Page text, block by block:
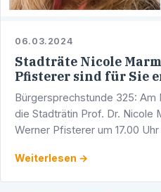
06.03.2024
Stadträte Nicole
Pfisterer sind für Sie
Bürgersprechstunde 325: Am
die Stadträtin Prof. Dr. Nicole
Werner Pfisterer um 17.00
Weiterlesen →